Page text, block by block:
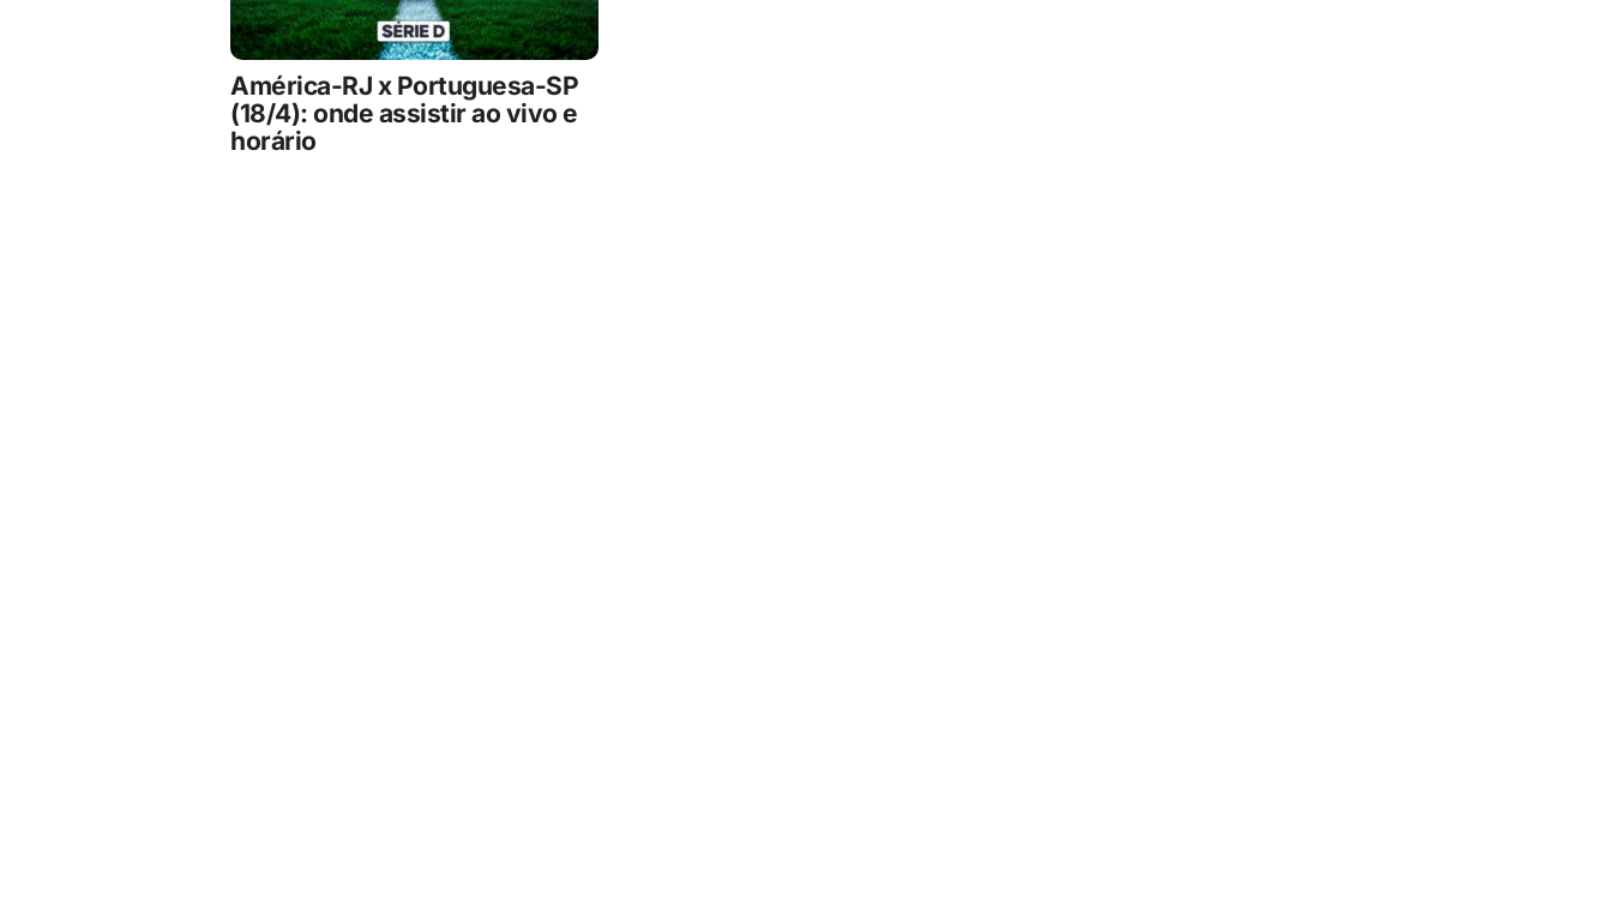
América-RJ x Portuguesa-SP
(18/4): onde assistir ao vivo e
horário